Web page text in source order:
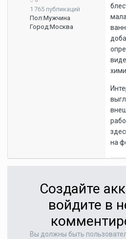
1 765 публикаций
Пол:Мужчина
Город:Москва
на
Создайте
войдите в
Вы должны быть